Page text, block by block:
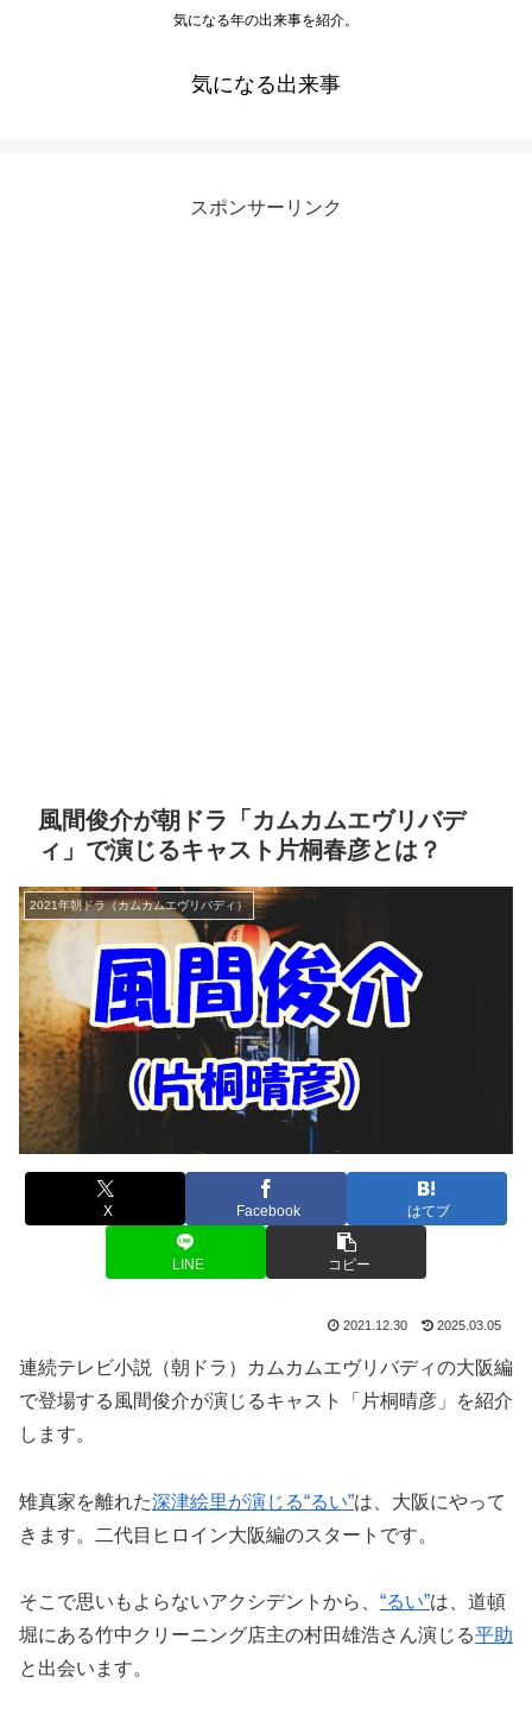
気になる年の出来事を紹介。
気になる出来事
スポンサーリンク
風間俊介が朝ドラ「カムカムエヴリバデ
ィ」で演じるキャスト片桐春彦とは？
2021年朝ドラ（カムカムエヴリバディ）
X Facebook はてブ
LINE コピー
2021.12.30 2025.03.05
連続テレビ小説（朝ドラ）カムカムエヴリバディの大阪編
で登場する風間俊介が演じるキャスト「片桐晴彦」を紹介
します。
雉真家を離れた深津絵里が演じる“るい”は、大阪にやって
きます。二代目ヒロイン大阪編のスタートです。
そこで思いもよらないアクシデントから、 “るい”は、道頓
堀にある竹中クリーニング店主の村田雄浩さん演じる平助
と出会います。